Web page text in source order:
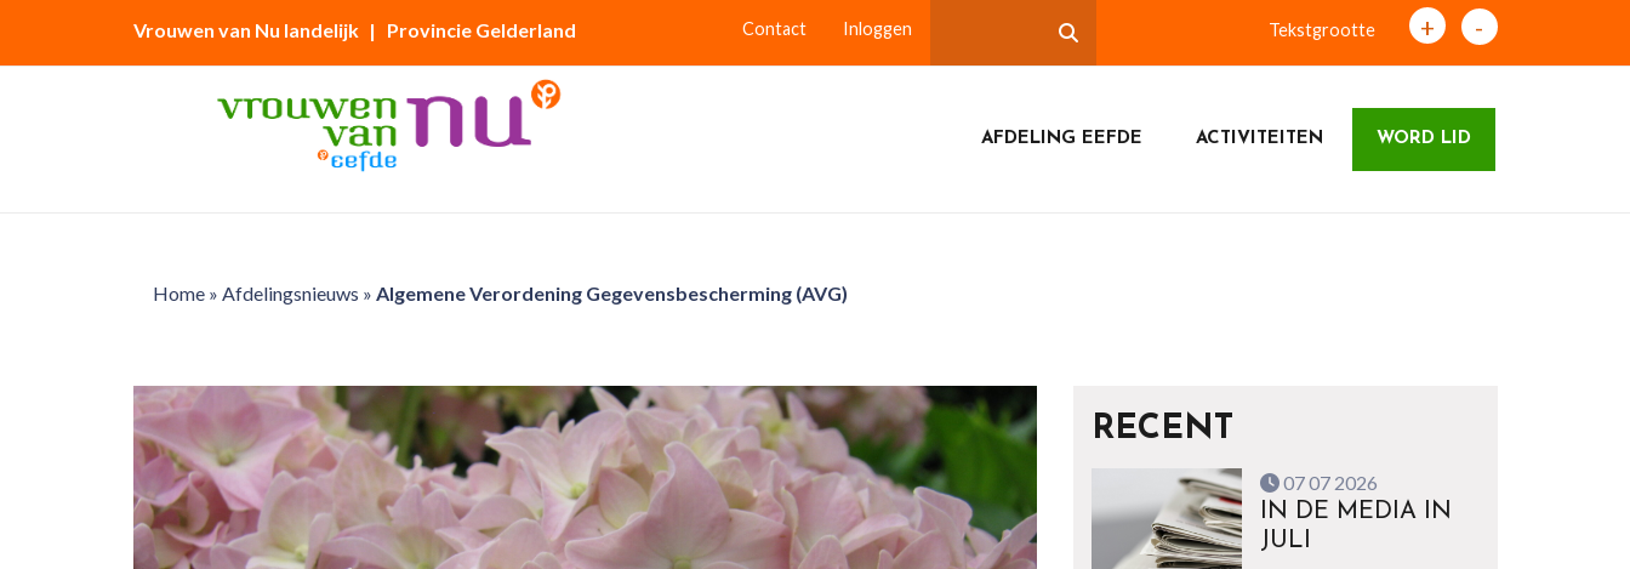
Vrouwen van Nu landelijk | Provincie Gelderland Contact Inloggen Tekstgrootte + -
AFDELING EEFDE ACTIVITEITEN WORD LID
Home» Afdelingsnieuws » Algemene Verordening Gegevensbescherming (AVG)
RECENT
07 07 2026
IN DE MEDIA IN
JULI